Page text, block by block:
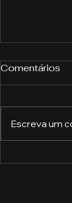
Comentários
Escreva um